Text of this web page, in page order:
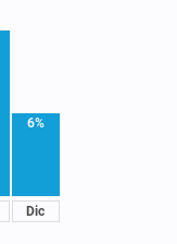
6%
Dic